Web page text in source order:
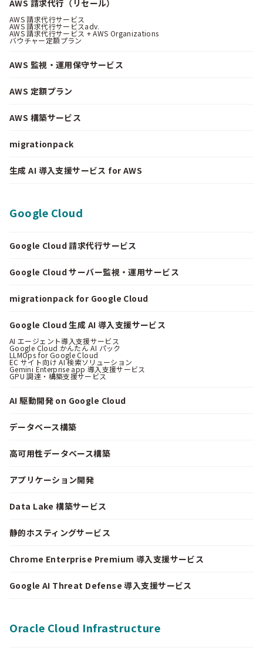
AWS 請求代行（リセール）
AWS 請求代行サービス
AWS 請求代行サービスadv.
AWS 請求代行サービス + AWS Organizations
バウチャー定額プラン
AWS 監視・運用保守サービス
AWS 定額プラン
AWS 構築サービス
migrationpack
生成 AI 導入支援サービス for AWS
Google Cloud
Google Cloud 請求代行サービス
Google Cloud サーバー監視・運用サービス
migrationpack for Google Cloud
Google Cloud 生成 AI 導入支援サービス
AI エージェント導入支援サービス
Google Cloud かんたん AI パック
LLMOps for Google Cloud
EC サイト向け AI 検索ソリューション
Gemini Enterprise app 導入支援サービス
GPU 調達・構築支援サービス
AI 駆動開発 on Google Cloud
データベース構築
高可用性データベース構築
アプリケーション開発
Data Lake 構築サービス
静的ホスティングサービス
Chrome Enterprise Premium 導入支援サービス
Google AI Threat Defense 導入支援サービス
Oracle Cloud Infrastructure